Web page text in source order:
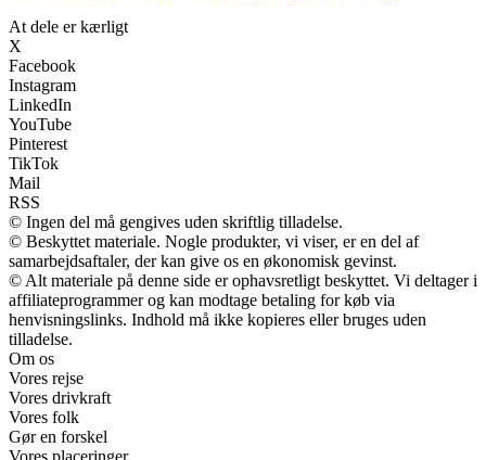
At dele er kærligt
X
Facebook
Instagram
LinkedIn
YouTube
Pinterest
TikTok
Mail
RSS
© Ingen del må gengives uden skriftlig tilladelse.
© Beskyttet materiale. Nogle produkter, vi viser, er en del af
samarbejdsaftaler, der kan give os en økonomisk gevinst.
© Alt materiale på denne side er ophavsretligt beskyttet. Vi deltager i
affiliateprogrammer og kan modtage betaling for køb via
henvisningslinks. Indhold må ikke kopieres eller bruges uden
tilladelse.
Om os
Vores rejse
Vores drivkraft
Vores folk
Gør en forskel
Vores placeringer